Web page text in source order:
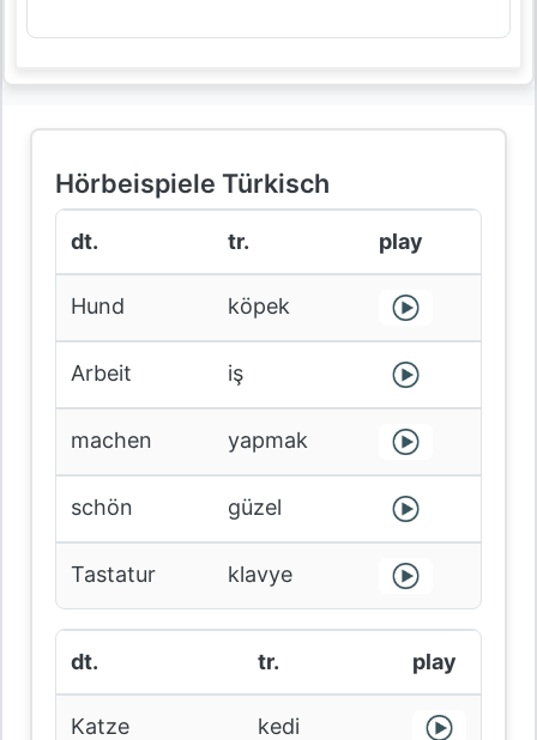
Hörbeispiele Türkisch
dt. tr. play
Hund köpek
Arbeit iş
machen yapmak
schön güzel
Tastatur klavye
dt. tr. play
Katze kedi